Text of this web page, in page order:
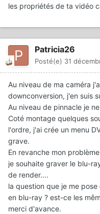
les propriétés de ta vidéo
Patricia26
Posté(e) 31
Au niveau de ma caméra
downconversion, j'en suis
Au niveau de pinnacle je
Coté montage quelques
l'ordre, j'ai crée un menu
grave.
En revanche mon
je souhaite graver le blu-
de render....
la question que je me
en blu-ray ? est-ce les
merci d'avance.